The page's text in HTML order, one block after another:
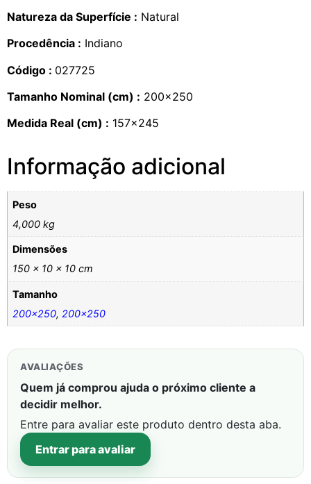
Natureza da Superfície : Natural
Procedência : Indiano
Código : 027725
Tamanho Nominal (cm) : 200×250
Medida Real (cm) : 157×245
Informação adicional
Peso
4,000 kg
Dimensões
150 × 10 × 10 cm
Tamanho
200×250, 200×250
AVALIAÇÕES
Quem já comprou ajuda o próximo cliente a
decidir melhor.
Entre para avaliar este produto dentro desta aba.
Entrar para avaliar